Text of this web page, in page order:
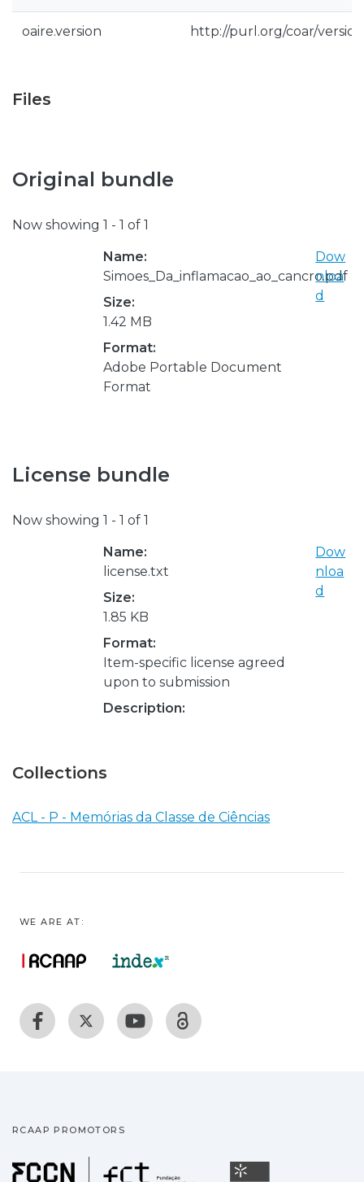
oaire.version http://purl.org/coar/
Files
Original bundle
Now showing 1 - 1 of 1
Name:
Simoes_Da_inflamacao_ao_cancro.pdf
Size:
1.42 MB
Format:
Adobe Portable Document
Format
Dow
nloa
d
License bundle
Now showing 1 - 1 of 1
Name:
license.txt
Size:
1.85 KB
Format:
Item-specific license agreed
upon to submission
Description:
Dow
nloa
d
Collections
ACL - P - Memórias da Classe de Ciências
WE ARE AT:
RCAAP PROMOTORS
Fundação para a